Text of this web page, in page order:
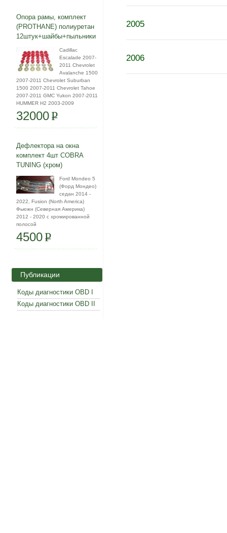
Опора рамы, комплект
(PROTHANE) полиуретан
12штук+шайбы+пыльники
Cadillac
Escalade 2007-
2011 Chevrolet
Avalanche 1500
2007-2011 Chevrolet Suburban
1500 2007-2011 Chevrolet Tahoe
2007-2011 GMC Yukon 2007-2011
HUMMER H2 2003-2009
32000P
Дефлектора на окна
комплект 4шт COBRA
TUNING (хром)
Ford Mondeo 5
(Форд Мондео)
седан 2014 -
2022, Fusion (North America)
Фьюжн (Северная Америка)
2012 - 2020 с хромированной
полосой
4500P
Публикации
Коды диагностики OBD I
Коды диагностики OBD II
2005
2006